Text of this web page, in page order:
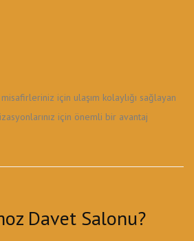
için ulaşım kolaylığı sağlayan
için önemli bir avantaj
Davet Salonu?